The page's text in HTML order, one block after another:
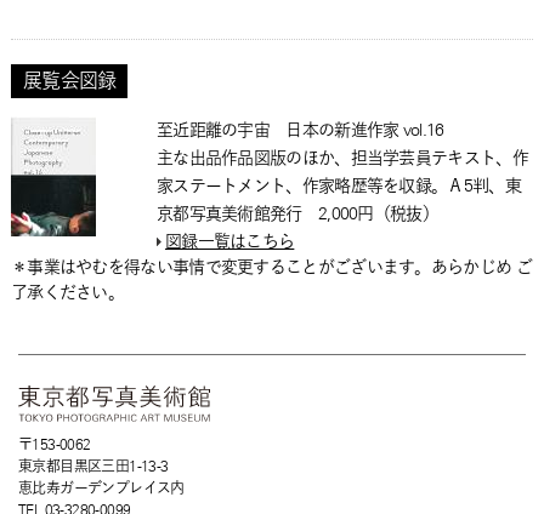
展覧会図録
至近距離の宇宙 日本の新進作家 vol.16
主な出品作品図版のほか、担当学芸員テキスト、作
家ステートメント、作家略歴等を収録。Ａ5判、東
京都写真美術館発行 2,000円（税抜）
図録一覧はこちら
＊事業はやむを得ない事情で変更することがございます。あらかじめ ご
了承ください。
〒153-0062
東京都目黒区三田1-13-3
恵比寿ガーデンプレイス内
TEL 03-3280-0099